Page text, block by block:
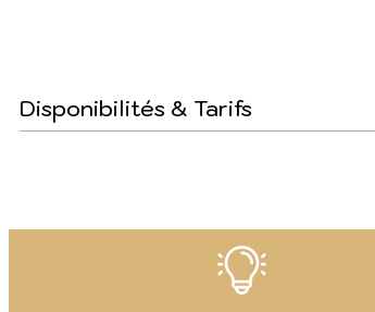
Disponibilités & Tarifs